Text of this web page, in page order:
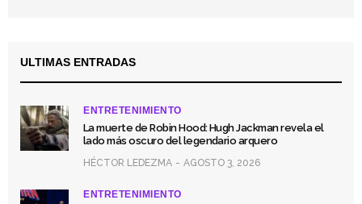
ULTIMAS ENTRADAS
ENTRETENIMIENTO
La muerte de Robin Hood: Hugh Jackman revela el
lado más oscuro del legendario arquero
HÉCTOR LEDEZMA AGOSTO 3, 2026
ENTRETENIMIENTO